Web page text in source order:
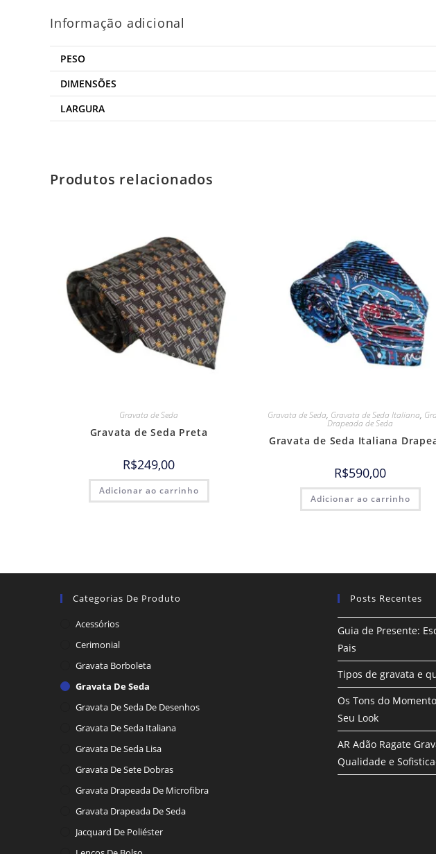
Informação adicional
PESO
DIMENSÕES
LARGURA
Produtos relacionados
Gravata de Seda
Gravata de Seda Preta
R$249,00
Adicionar ao carrinho
Gravata de Seda, Gravata de Seda Italiana,
Drapeada de Seda
Gravata de Seda Italiana
R$590,00
Adicionar ao carrinho
Categorias De Produto
Acessórios
Cerimonial
Gravata Borboleta
Gravata De Seda
Gravata De Seda De Desenhos
Gravata De Seda Italiana
Gravata De Seda Lisa
Gravata De Sete Dobras
Gravata Drapeada De Microfibra
Gravata Drapeada De Seda
Jacquard De Poliéster
Posts Recentes
Guia de Presente:
Pais
Tipos de gravata e
Os Tons do
Seu Look
AR Adão Ragate
Qualidade e